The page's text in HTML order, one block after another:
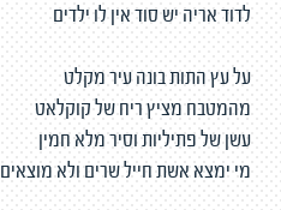
לדוד אריה יש סוד אין לו ילדים
על עץ התות בונה עיר מקלט
מהמטבח מציץ ריח של קוקלאט
עשן של פתיליות וסיר מלא חמין
מי ימצא אשת חייל שרים ולא מוצאים